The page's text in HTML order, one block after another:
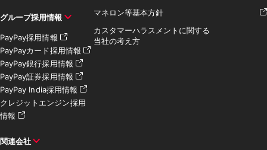
グループ採用情報
PayPay採用情報
PayPayカード採用情報
PayPay銀行採用情報
PayPay証券採用情報
PayPay India採用情報
クレジットエンジン採用
情報
関連会社
マネロン等基本方針
カスタマーハラスメントに関する
当社の考え方